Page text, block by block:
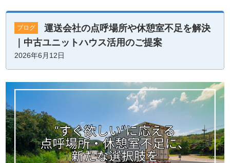
ブログ
運送会社の点呼場所や休憩室不足を解決
｜中古ユニットハウス活用のご提案
2026年6月12日